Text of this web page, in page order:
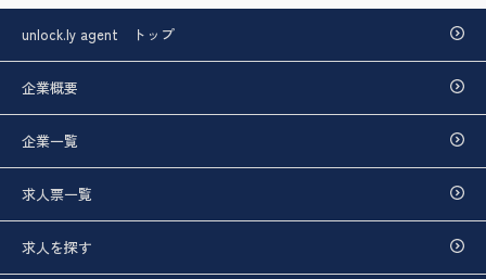
unlock.ly agent トップ
企業概要
企業一覧
求人票一覧
求人を探す